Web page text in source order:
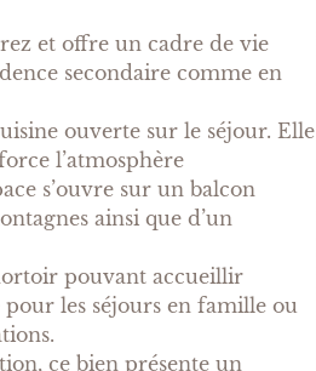
et offre un cadre de vie
secondaire comme en
ouverte sur le séjour. Elle
l’atmosphère
s’ouvre sur un balcon
ainsi que d’un
pouvant accueillir
pour les séjours en famille ou
ce bien présente un